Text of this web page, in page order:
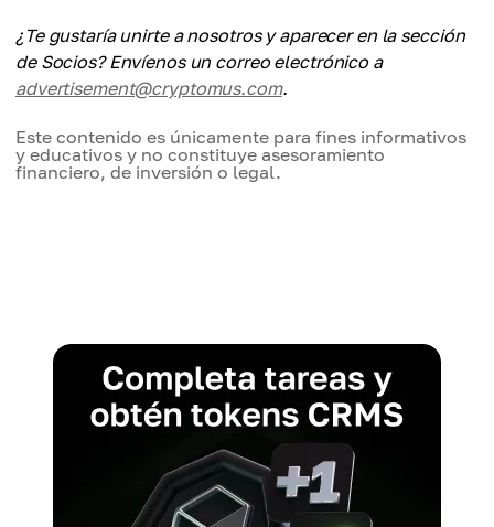
¿Te gustaría unirte a nosotros y aparecer en la sección
de Socios? Envíenos un correo electrónico a
advertisement@cryptomus.com.
Este contenido es únicamente para fines informativos
y educativos y no constituye asesoramiento
financiero, de inversión o legal.